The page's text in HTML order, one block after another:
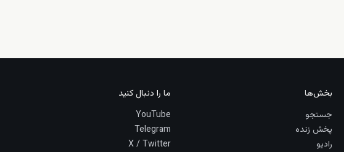
بخش‌ها
جستجو
پخش زنده
رادیو
ما را دنبال کنید
YouTube
Telegram
X / Twitter